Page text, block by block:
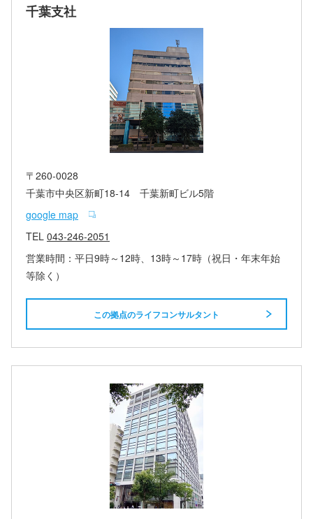
千葉支社
〒260-0028
千葉市中央区新町18-14 千葉新町ビル5階
google map
TEL 043-246-2051
営業時間：平日9時～12時、13時～17時（祝日・年末年始
等除く）
この拠点のライフコンサルタント